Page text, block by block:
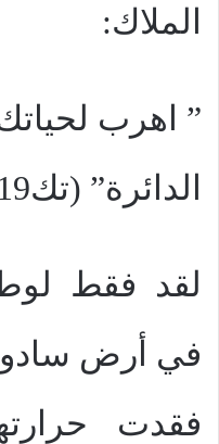
الملاك:
” اهرب
الدائرة” (تك19: 17).
لقد فقط لوط
في أرض
فقدت